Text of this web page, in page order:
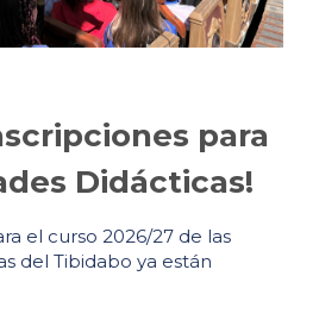
para
Didácticas!
el curso 2026/27 de las
del Tibidabo ya están